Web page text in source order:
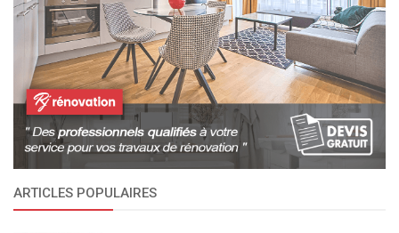
ARTICLES POPULAIRES